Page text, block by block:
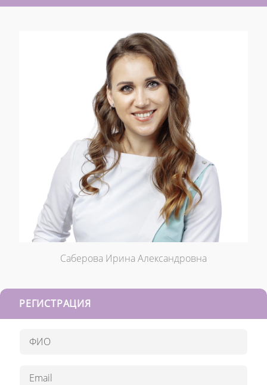
Саберова Ирина Александровна
РЕГИСТРАЦИЯ